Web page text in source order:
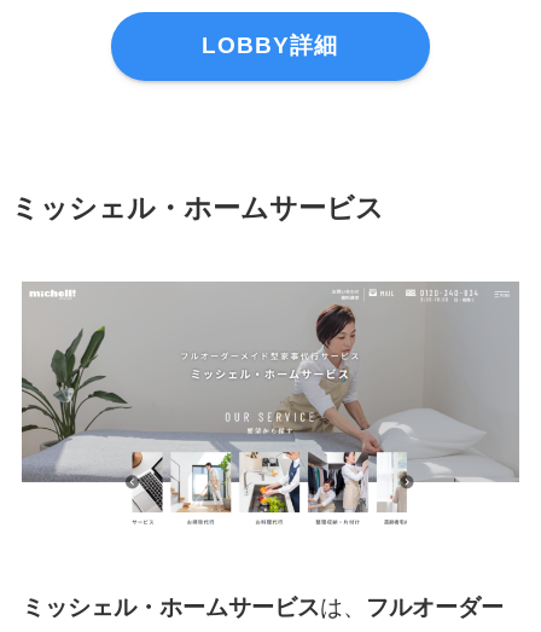
LOBBY詳細
ミッシェル・ホームサービス
ミッシェル・ホームサービスは、 フルオーダー